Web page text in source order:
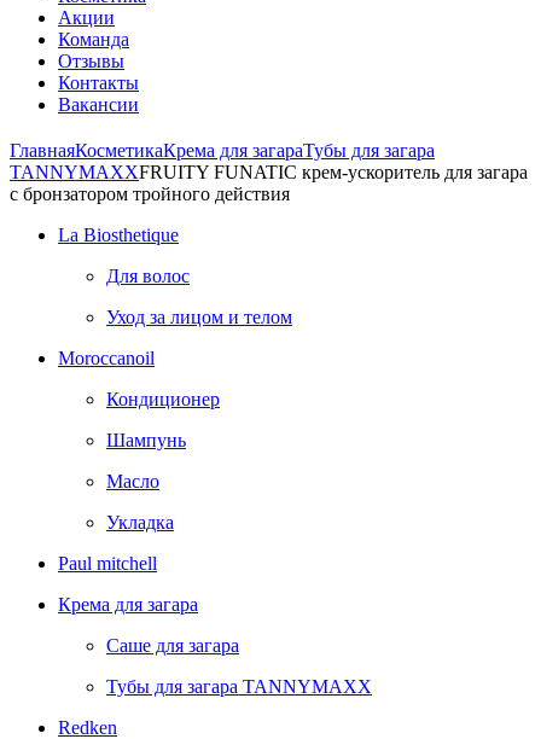
Акции
Команда
Отзывы
Контакты
Вакансии
ГлавнаяКосметикаКрема для загараТубы для загара
TANNYMAXXFRUITY FUNATIC крем-ускоритель для загара
с бронзатором тройного действия
La Biosthetique
Для волос
Уход за лицом и телом
Moroccanoil
Кондиционер
Шампунь
Масло
Укладка
Paul mitchell
Крема для загара
Саше для загара
Тубы для загара TANNYMAXX
Redken